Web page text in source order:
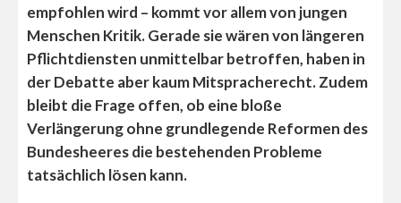
empfohlen wird – kommt vor allem von jungen
Menschen Kritik. Gerade sie wären von längeren
Pflichtdiensten unmittelbar betroffen, haben in
der Debatte aber kaum Mitspracherecht. Zudem
bleibt die Frage offen, ob eine bloße
Verlängerung ohne grundlegende Reformen des
Bundesheeres die bestehenden Probleme
tatsächlich lösen kann.